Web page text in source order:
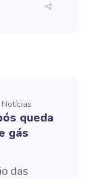
Notícias
queda
gás
das